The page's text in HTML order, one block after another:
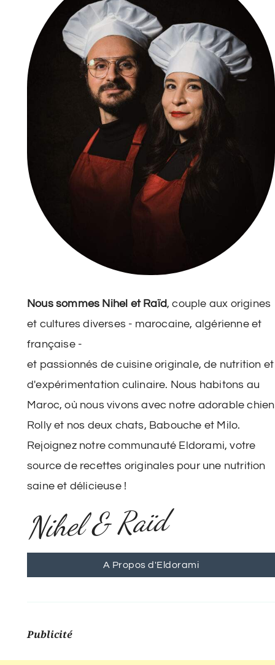
Nous sommes Nihel et Raïd, couple aux origines
et cultures diverses - marocaine, algérienne et
française -
et passionnés de cuisine originale, de nutrition et
d'expérimentation culinaire. Nous habitons au
Maroc, où nous vivons avec notre adorable chien
Rolly et nos deux chats, Babouche et Milo.
Rejoignez notre communauté Eldorami, votre
source de recettes originales pour une nutrition
saine et délicieuse !
Nihel & Raïd
A Propos d'Eldorami
Publicité